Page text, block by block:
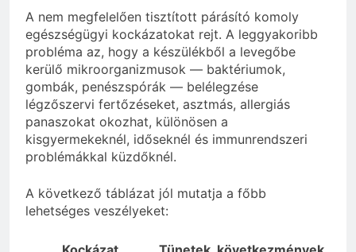
A nem megfelelően tisztított párásító komoly
egészségügyi kockázatokat rejt. A leggyakoribb
probléma az, hogy a készülékből a levegőbe
kerülő mikroorganizmusok — baktériumok,
gombák, penészspórák — belélegzése
légzőszervi fertőzéseket, asztmás, allergiás
panaszokat okozhat, különösen a
kisgyermekeknél, időseknél és immunrendszeri
problémákkal küzdőknél.
A következő táblázat jól mutatja a főbb
lehetséges veszélyeket: